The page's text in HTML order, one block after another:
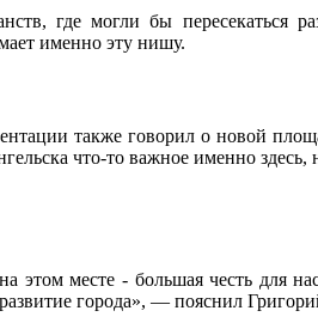
где могли бы пересекаться
именно эту нишу.
также говорил о новой
что-то важное именно
этом месте - большая честь
города», — пояснил